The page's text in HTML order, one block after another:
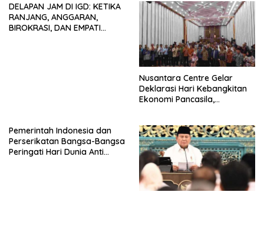
Siapapun
DELAPAN JAM DI IGD: KETIKA
RANJANG, ANGGARAN,
BIROKRASI, DAN EMPATI
Nusantara Centre Gelar
Deklarasi Hari Kebangkitan
Ekonomi Pancasila,
Penjajahan (Pergolakan
Ekonomi Politik Indonesia) &
Simposium Nasional “Urgensi
Undang-Undang
Perekonomian Nasional dan
Kesejahteraan Sosial dalam
Pemerintah Indonesia dan
Perserikatan Bangsa-Bangsa
Peringati Hari Dunia Anti